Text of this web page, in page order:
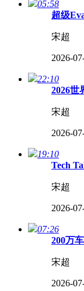
05:58
超级
宋超
2026-
22:10
2026世
宋超
2026-
19:10
Tech
宋超
2026-
07:26
200万
宋超
2026-